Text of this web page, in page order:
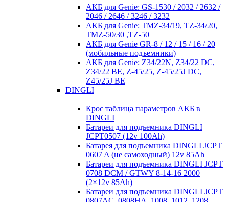
АКБ для Genie: GS-1530 / 2032 / 2632 /
2046 / 2646 / 3246 / 3232
АКБ для Genie: TMZ-34/19, TZ-34/20,
TMZ-50/30 ,TZ-50
АКБ для Genie GR-8 / 12 / 15 / 16 / 20
(мобильные подъемники)
АКБ для Genie: Z34/22N, Z34/22 DC,
Z34/22 BE, Z-45/25, Z-45/25J DC,
Z45/25J BE
DINGLI
Крос таблица параметров АКБ в
DINGLI
Батареи для подъемника DINGLI
JCPT0507 (12v 100Ah)
Батарея для подъемника DINGLI JCPT
0607 A (не самоходный) 12v 85Ah
Батареи для подъемника DINGLI JCPT
0708 DCM / GTWY 8-14-16 2000
(2×12v 85Ah)
Батареи для подъемника DINGLI JCPT